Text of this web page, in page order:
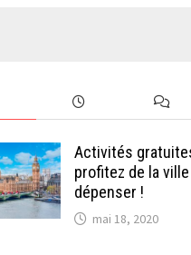
Activités
profitez de la
dépenser !
mai 18, 2020